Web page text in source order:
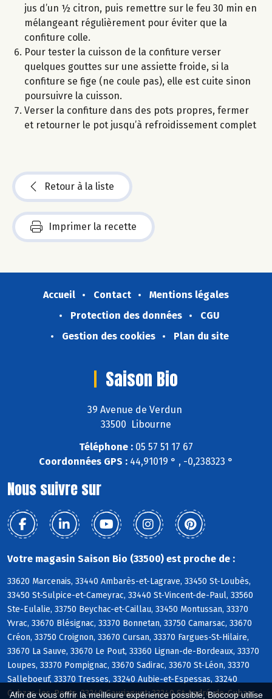
Afin de vous offrir la meilleure expérience possible, Biocoop utilise
jus d’un ½ citron, puis remettre sur le feu 30 min en
mélangeant régulièrement pour éviter que la
confiture colle.
Pour tester la cuisson de la confiture verser
quelques gouttes sur une assiette froide, si la
confiture se fige (ne coule pas), elle est cuite sinon
poursuivre la cuisson.
Verser la confiture dans des pots propres, fermer
et retourner le pot jusqu’à refroidissement complet
Retour à la liste
Imprimer la recette
Accueil Contact
Mentions légales
Protection des données
CGU
Gestion des cookies
Plan du site
Saison Bio
39 Avenue de Verdun
33500 Libourne
Téléphone : 05 57 51 17 67
Coordonnées GPS : 44,91019 ° , -0,238323 °
Nous suivre sur
Votre magasin Saison Bio (33500) est proche de :
33620 Marcenais, 33440 Ambarès-et-Lagrave, 33450 St-Loubès,
33450 St-Sulpice-et-Cameyrac, 33440 St-Vincent-de-Paul, 33560
Ste-Eulalie, 33750 Beychac-et-Caillau, 33450 Montussan, 33370
Yvrac, 33670 Blésignac, 33370 Bonnetan, 33750 Camarsac, 33670
Créon, 33750 Croignon, 33670 Cursan, 33370 Fargues-St-Hilaire,
33670 La Sauve, 33670 Le Pout, 33360 Lignan-de-Bordeaux, 33370
Loupes, 33370 Pompignac, 33670 Sadirac, 33670 St-Léon, 33370
Salleboeuf, 33370 Tresses, 33240 Aubie-et-Espessas, 33240
Cubzac-les-Ponts, 33240 Gauriaguet, 33240 St-André-de-Cubzac,